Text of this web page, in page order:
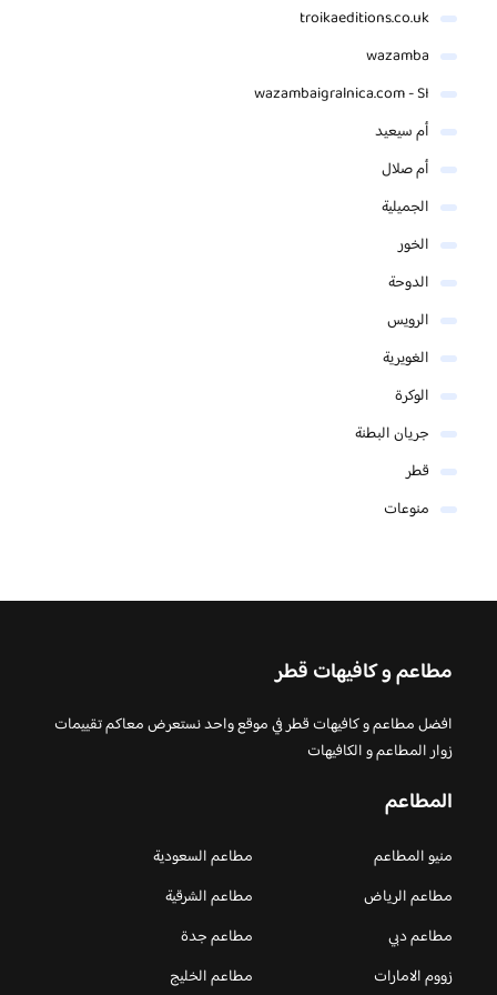
troikaeditions.co.uk
wazamba
wazambaigralnica.com - SI
أم سيعيد
أم صلال
الجميلية
الخور
الدوحة
الرويس
الغويرية
الوكرة
جريان البطنة
قطر
منوعات
مطاعم و كافيهات قطر
افضل مطاعم و كافيهات قطر في موقع واحد نستعرض معاكم تقييمات
زوار المطاعم و الكافيهات
المطاعم
منيو المطاعم
مطاعم السعودية
مطاعم الرياض
مطاعم الشرقية
مطاعم دبي
مطاعم جدة
زووم الامارات
مطاعم الخليج